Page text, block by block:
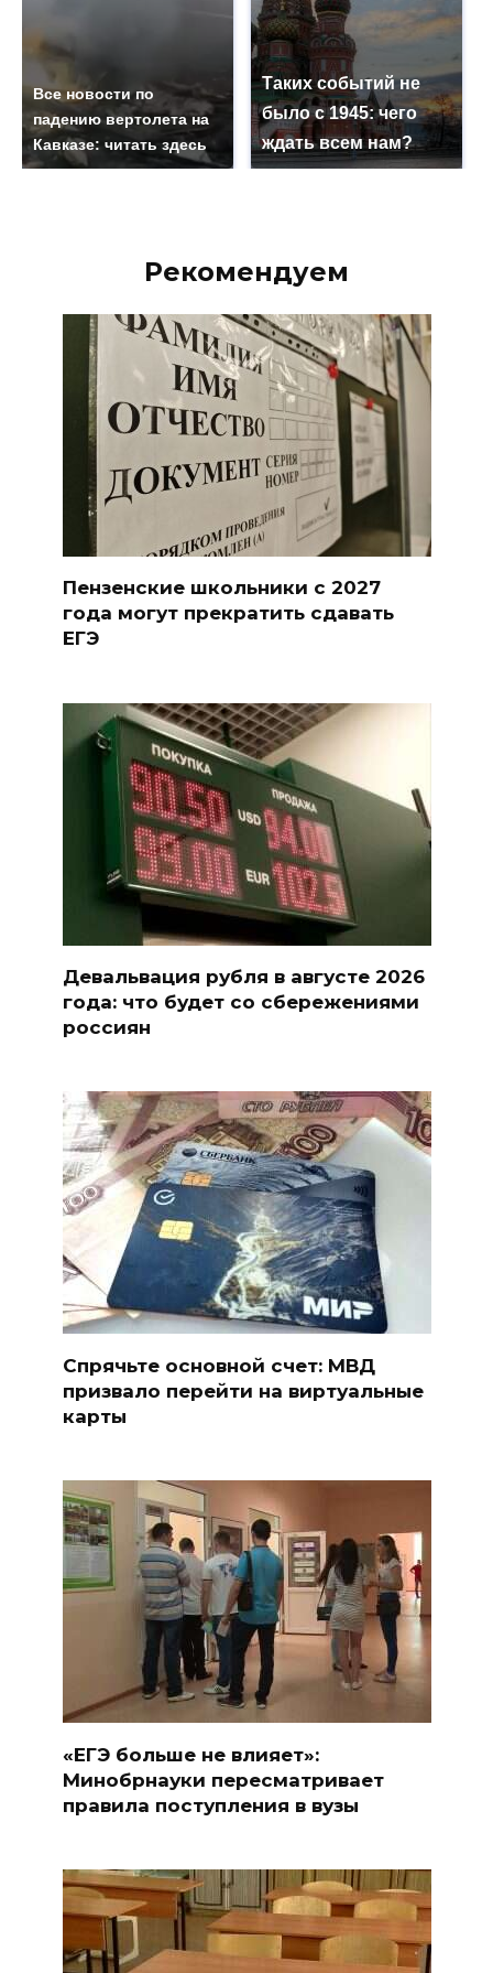
Все новости по
падению вертолета на
Кавказе: читать здесь
Таких событий не
было с 1945: чего
ждать всем нам?
Рекомендуем
Пензенские школьники с 2027
года могут прекратить сдавать
ЕГЭ
Девальвация рубля в августе 2026
года: что будет со сбережениями
россиян
Спрячьте основной счет: МВД
призвало перейти на виртуальные
карты
«ЕГЭ больше не влияет»:
Минобрнауки пересматривает
правила поступления в вузы